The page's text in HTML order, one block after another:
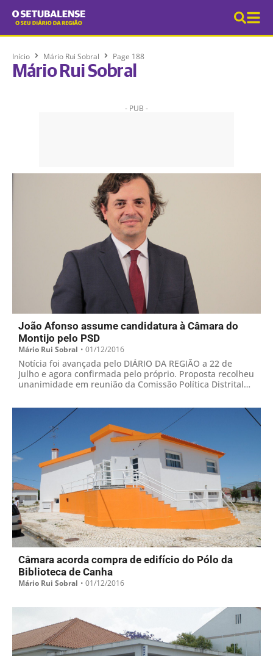
Início Mário Rui Sobral Page 188
Mário Rui Sobral
- PUB -
João Afonso assume candidatura à Câmara do
Montijo pelo PSD
Mário Rui Sobral • 01/12/2016
Notícia foi avançada pelo DIÁRIO DA REGIÃO a 22 de
Julho e agora confirmada pelo próprio. Proposta recolheu
unanimidade em reunião da Comissão Política Distrital
Câmara acorda compra de edifício do Pólo da
Biblioteca de Canha
Mário Rui Sobral • 01/12/2016